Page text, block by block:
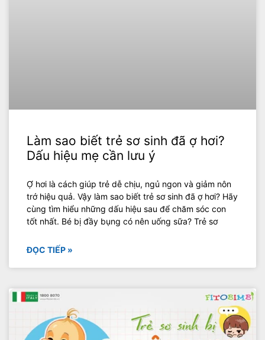
Làm sao biết trẻ sơ sinh đã ợ hơi?
Dấu hiệu mẹ cần lưu ý
Ợ hơi là cách giúp trẻ dễ chịu, ngủ ngon và giảm nôn
trớ hiệu quả. Vậy làm sao biết trẻ sơ sinh đã ợ hơi? Hãy
cùng tìm hiểu những dấu hiệu sau để chăm sóc con
tốt nhất. Bé bị đầy bụng có nên uống sữa? Trẻ sơ
ĐỌC TIẾP »